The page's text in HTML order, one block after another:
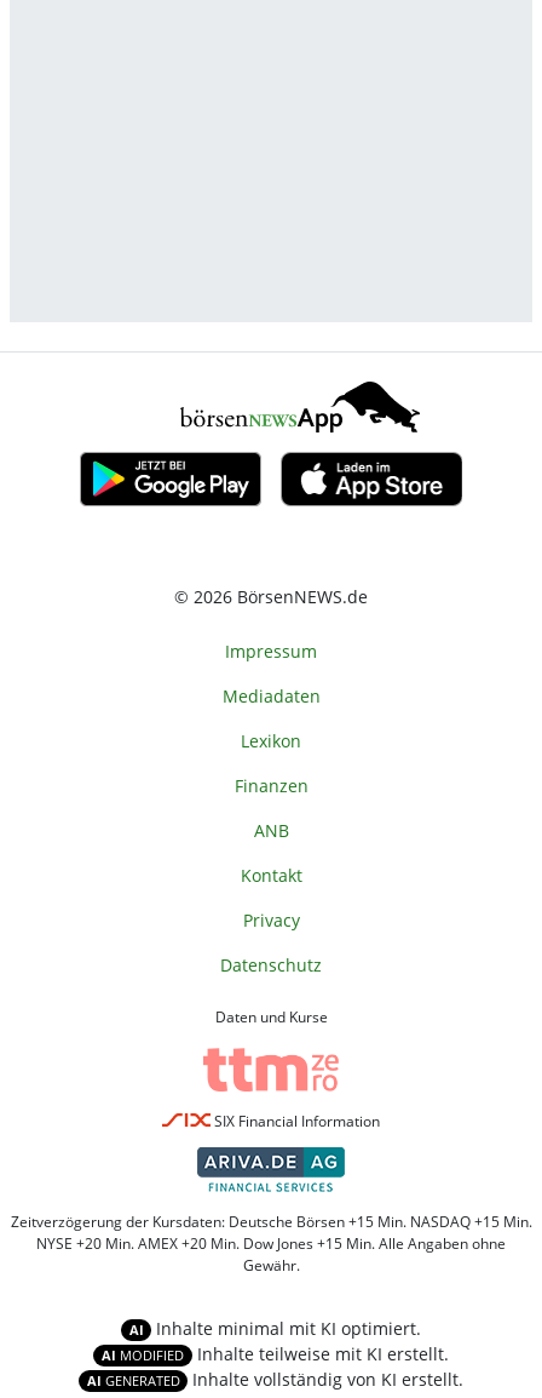
© 2026 BörsenNEWS.de
Impressum
Mediadaten
Lexikon
Finanzen
ANB
Kontakt
Privacy
Datenschutz
Daten und Kurse
SIX Financial Information
Zeitverzögerung der Kursdaten: Deutsche Börsen +15 Min. NASDAQ +15 Min.
NYSE +20 Min. AMEX +20 Min. Dow Jones +15 Min. Alle Angaben ohne
Gewähr.
AI Inhalte minimal mit KI optimiert.
AI MODIFIED Inhalte teilweise mit KI erstellt.
AI GENERATED Inhalte vollständig von KI erstellt.